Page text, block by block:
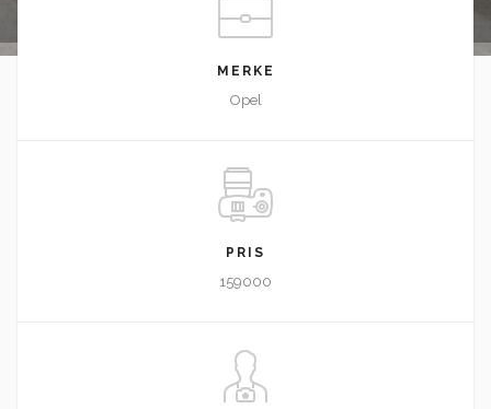
MERKE
Opel
PRIS
159000